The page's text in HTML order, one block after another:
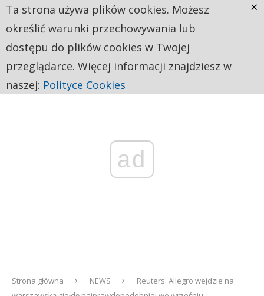
ad
Strona główna NEWS
Reuters: Allegro wejdzie na
Ta strona używa plików cookies. Możesz
określić warunki przechowywania lub
dostępu do plików cookies w Twojej
przeglądarce. Więcej informacji znajdziesz w
naszej: Polityce Cookies
×